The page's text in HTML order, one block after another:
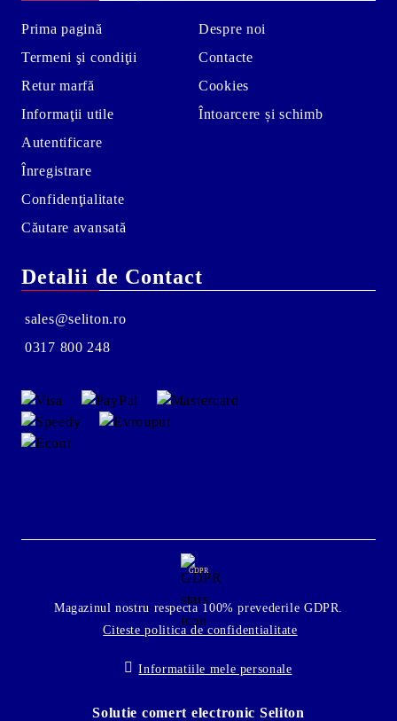
Prima pagină
Termeni şi condiţii
Retur marfă
Informaţii utile
Autentificare
Înregistrare
Confidenţialitate
Căutare avansată
Despre noi
Contacte
Cookies
Întoarcere și schimb
Detalii de Contact
sales@seliton.ro
0317 800 248
GDPR
Magazinul nostru respecta 100% prevederile GDPR.
Citeste politica de confidentialitate
Informatiile mele personale
Solutie comert electronic Seliton